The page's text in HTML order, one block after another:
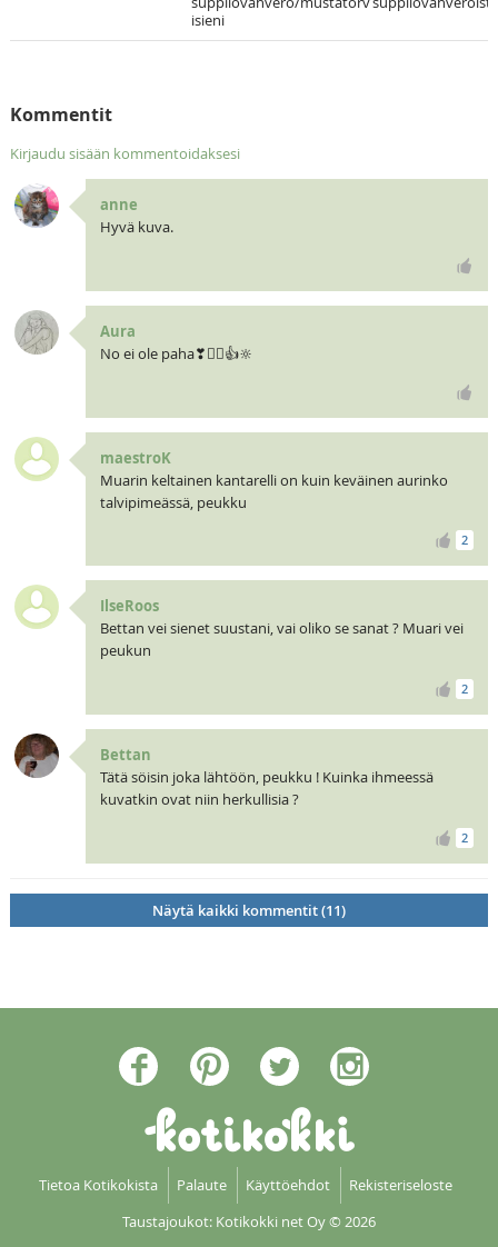
isieni
Kommentit
Kirjaudu sisään kommentoidaksesi
anne
Hyvä kuva.
Aura
No ei ole paha❣🧝‍♀️👍🔆
maestroK
Muarin keltainen kantarelli on kuin keväinen aurinko
talvipimeässä, peukku
2
IlseRoos
Bettan vei sienet suustani, vai oliko se sanat ? Muari vei
peukun
2
Bettan
Tätä söisin joka lähtöön, peukku ! Kuinka ihmeessä
kuvatkin ovat niin herkullisia ?
2
Näytä kaikki kommentit (11)
Tietoa Kotikokista Palaute Käyttöehdot
Rekisteriseloste
Taustajoukot: Kotikokki net Oy© 2026